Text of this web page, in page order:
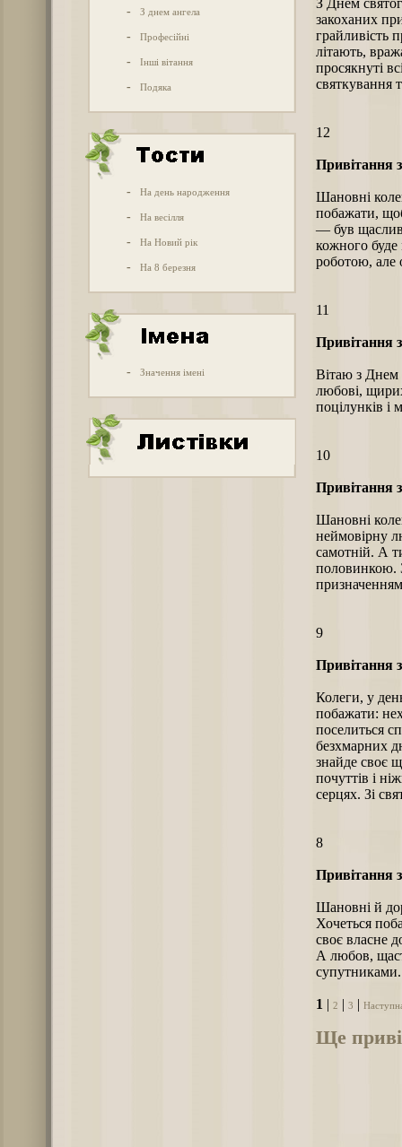
- З днем ангела
- Професійні
- Інші вітання
- Подяка
- На день народження
- На весілля
- На Новий рік
- На 8 березня
- Значення імені
З Днем
закоханих
грайливість
літають,
просякнуті
святкування
12
Привітання
Шановні
побажати,
— був
кожного буде
роботою, але
11
Привітання
Вітаю з Днем
любові,
поцілунків і
10
Привітання
Шановні
неймовірну
самотній. А
половинкою.
9
Привітання
Колеги, у
побажати:
поселиться
безхмарних
знайде своє
почуттів і
серцях. Зі
8
Привітання
Шановні й
Хочеться
своє власне
А любов,
супутниками.
1 2 3
Ще